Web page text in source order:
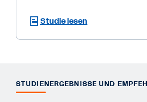
Studie lesen
STUDIENERGEBNISSE UND